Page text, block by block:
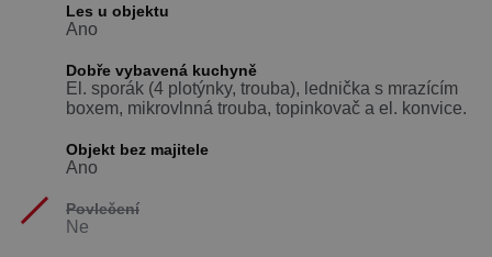
Les u objektu
Ano
Dobře vybavená kuchyně
El. sporák (4 plotýnky, trouba), lednička s mrazícím
boxem, mikrovlnná trouba, topinkovač a el. konvice.
Objekt bez majitele
Ano
Povlečení
Ne